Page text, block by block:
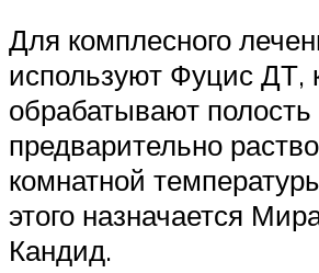
Для комплесного
используют Фуцис ДТ,
обрабатывают полость
предварительно
комнатной
этого назначается
Кандид.